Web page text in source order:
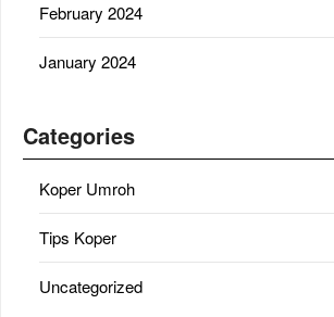
February 2024
January 2024
Categories
Koper Umroh
Tips Koper
Uncategorized